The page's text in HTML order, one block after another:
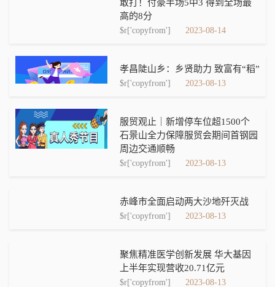
敢打！付豪半场5中3 得到全场最
高的8分
$r['copyfrom'] 2023-08-14
孝昌陡山乡：乡贤助力 致富有“稻”
$r['copyfrom'] 2023-08-13
服贸观止｜新增停车位超1500个
石景山全力保障服贸会期间首钢园
周边交通顺畅
$r['copyfrom'] 2023-08-13
赤峰市全面启动两大沙地歼灭战
$r['copyfrom'] 2023-08-13
聚焦精准医学创新发展 华大基因
上半年实现营收20.71亿元
$r['copyfrom'] 2023-08-13